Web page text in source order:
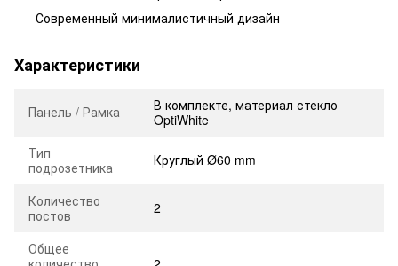
Современный минималистичный дизайн
Характеристики
Панель / Рамка
В комплекте, материал стекло
OptiWhite
Тип
подрозетника
Круглый Ø60 mm
Количество
постов
2
Общее